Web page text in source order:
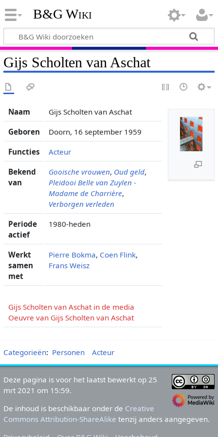
B&G Wiki
Gijs Scholten van Aschat
Naam Gijs Scholten van Aschat
Geboren Doorn, 16 september 1959
Functies Acteur
Bekend
van
Gooische vrouwen, Oud geld,
Pleidooi Belle van Zuylen -
Madame de Charrière,
Verborgen verleden
Periode
actief
1980-heden
Werkt
samen
met
Pierre Bokma, Coen Flink,
Frans Weisz
Gijs Scholten van Aschat in de media
Oeuvre van Gijs Scholten van Aschat
Categorieën: Personen Acteur
Deze pagina is voor het laatst bewerkt op 25
mrt 2021 om 15:59.
De inhoud is beschikbaar onder de Creative
Commons Attribution-ShareAlike tenzij anders aangegeven.